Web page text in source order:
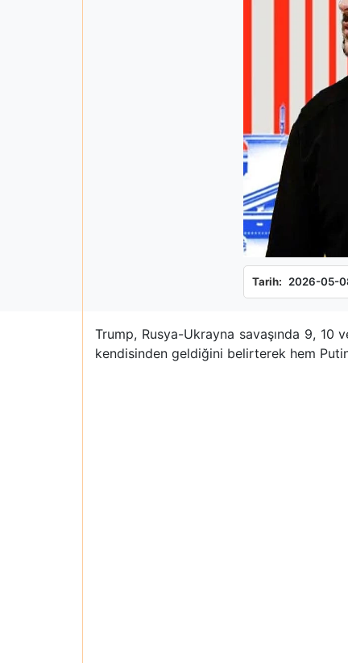
Tarih: 2026-05-
Trump, Rusya-Ukrayna savaşında 9, 10
kendisinden geldiğini belirterek hem